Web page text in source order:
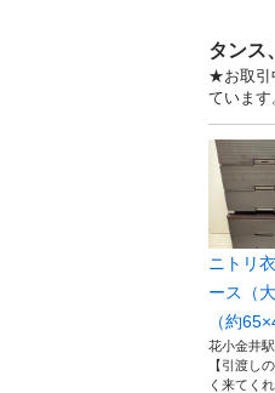
タンス
★お取引
ています
ニトリ
ース（大
（約
花小金井駅
【引渡し
く来てく